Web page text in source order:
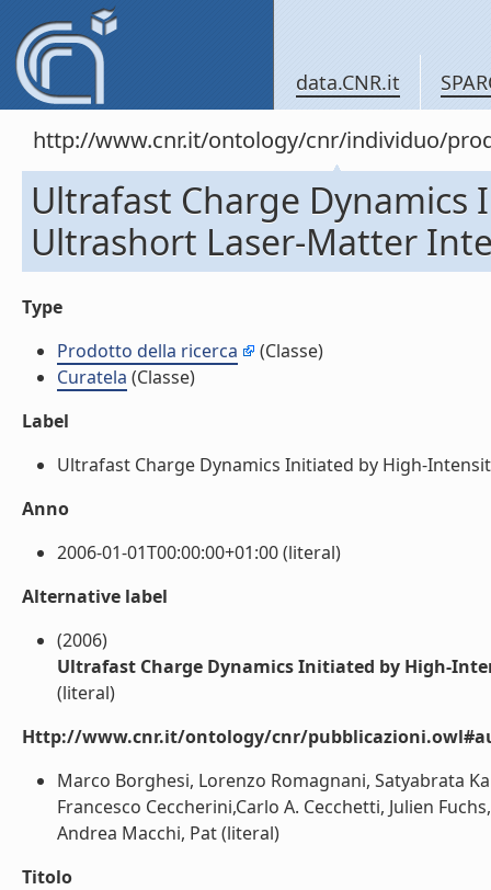
data.CNR.it
http://www.cnr.it/ontology/cnr/individuo/
Ultrafast Charge
Ultrashort Laser-Matter
Type
Prodotto della ricerca
(Classe)
Curatela (Classe)
Label
Ultrafast Charge Dynamics Initiated by High-
Anno
2006-01-01T00:00:00+01:00 (literal)
Alternative label
(2006)
Ultrafast Charge Dynamics Initiated by High-
(literal)
Http://www.cnr.it/ontology/cnr/
Marco Borghesi, Lorenzo Romagnani, Satyabrata
Francesco Ceccherini,Carlo A. Cecchetti, Julien
Andrea Macchi, Pat (literal)
Titolo